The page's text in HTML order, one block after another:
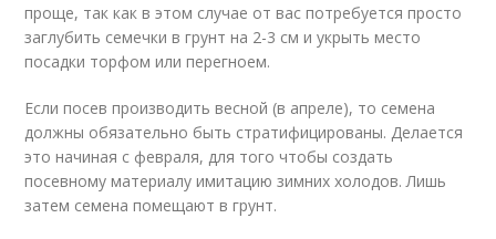
проще, так как в этом случае от вас потребуется просто
заглубить семечки в грунт на 2-3 см и укрыть место
посадки торфом или перегноем.
Если посев производить весной (в апреле), то семена
должны обязательно быть стратифицированы. Делается
это начиная с февраля, для того чтобы создать
посевному материалу имитацию зимних холодов. Лишь
затем семена помещают в грунт.